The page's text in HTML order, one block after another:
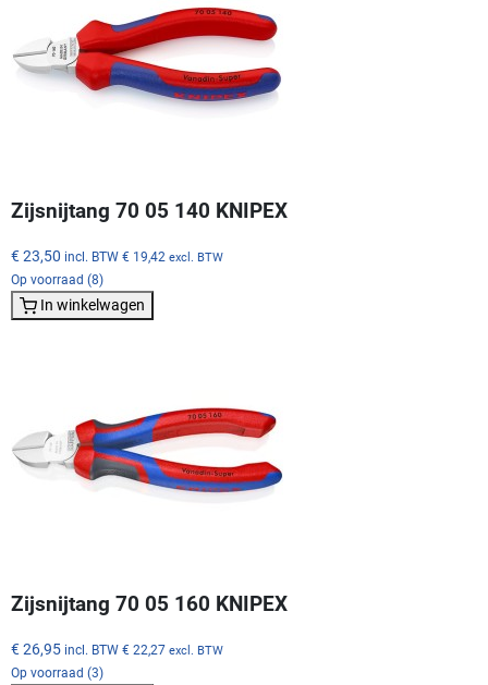
Zijsnijtang 70 05 140 KNIPEX
€ 23,50 incl. BTW € 19,42 excl. BTW
Op voorraad (8)
In winkelwagen
Zijsnijtang 70 05 160 KNIPEX
€ 26,95 incl. BTW € 22,27 excl. BTW
Op voorraad (3)